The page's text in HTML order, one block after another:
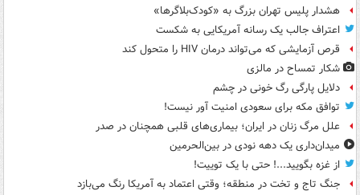
هشدار پلیس تهران بزرگ به «کودک‌بلاگرها»
اعتراف جالب یک رسانه آمریکایی به شکست
قرص آزمایشی که می‌تواند درمان HIV را متحول کند
شکار تمساح در مالزی
دلایل پارگی رگ خونی در چشم
توافق مکه برای سعودی امنیت آور نیست!
علل مرگ زنان در ایران؛ بیماری‌های قلبی همچنان در صدر
میدان‌داری یک دهه نودی در بین‌الحرمین
از غزه بگویید...! حتی با یک توییت!
جنگ تاج و تخت در منطقه؛ وقتی اعتماد به آمریکا رنگ می‌بازد